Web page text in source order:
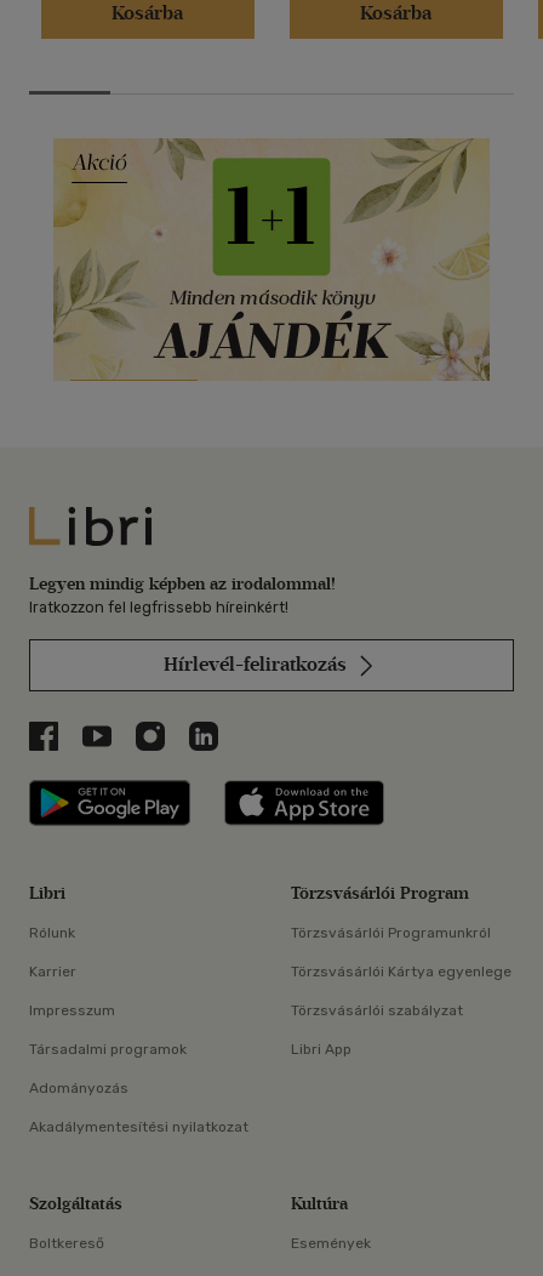
Kosárba
Kosárba
Libri
Legyen mindig képben az irodalommal!
Iratkozzon fel legfrissebb híreinkért!
Hírlevél-feliratkozás
Libri a Facebookon
Libri a Youtube-on
Libri az Instagramon
Libri a LinkedInen
Libri applikáció Szerezd meg: Google
Libri
Rólunk
Karrier
Impresszum
Társadalmi programok
Adományozás
Akadálymentesítési nyilatkozat
Törzsvásárlói Program
Törzsvásárlói Programunkról
Törzsvásárlói Kártya egyenlege
Törzsvásárlói szabályzat
Libri App
Szolgáltatás
Boltkereső
Kultúra
Események